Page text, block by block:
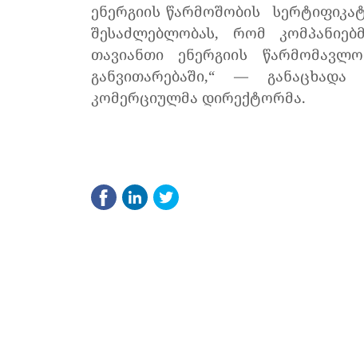
ენერგიის წარმოშობის
შესაძლებლობას, რომ
თავიანთი ენერგიის
განვითარებაში,“ —
კომერციულმა დირექტორმა.